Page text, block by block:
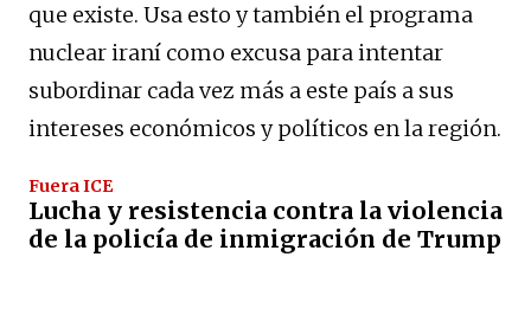
que existe. Usa esto y también el programa
nuclear iraní como excusa para intentar
subordinar cada vez más a este país a sus
intereses económicos y políticos en la región.
Fuera ICE
Lucha y resistencia contra la violencia
de la policía de inmigración de Trump